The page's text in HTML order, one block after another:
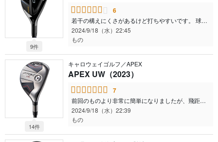
9件
6
若干の構えにくさがあるけど打ちやすいです。 球も上がるし、グリーンを狙っていけるクラブだと思います。 でもやっぱり引っかかる。 身体があったまってくると引っかかる。 なのでツアーも買ったけど、今回のは気持ち悪い。 DIにしたら良かったかなぁ。 キャロウェイもそうですが、なんでシャフトの重量が制限されちゃうんでしょう。 全部選ばせてよって思いますね。
2024/9/18（水）22:45
もの
14件
キャロウェイゴルフ／APEX
APEX UW（2023）
7
前回のものより非常に簡単になりましたが、飛距離は落ちましたね。 でもロフトなりの飛距離なので扱いやすくなりました。 カスタムシャフトが80グラム台を選べないのがネックですね。 ツアーADのDI 8sとか入れれたら純正カスタムでオーダーしたいクラブです。
2024/9/18（水）22:39
もの